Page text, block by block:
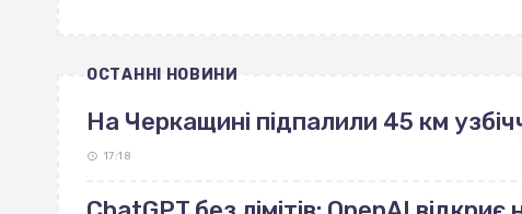
ОСТАННІ НОВИНИ
На Черкащині підпалили 45 км
17:18